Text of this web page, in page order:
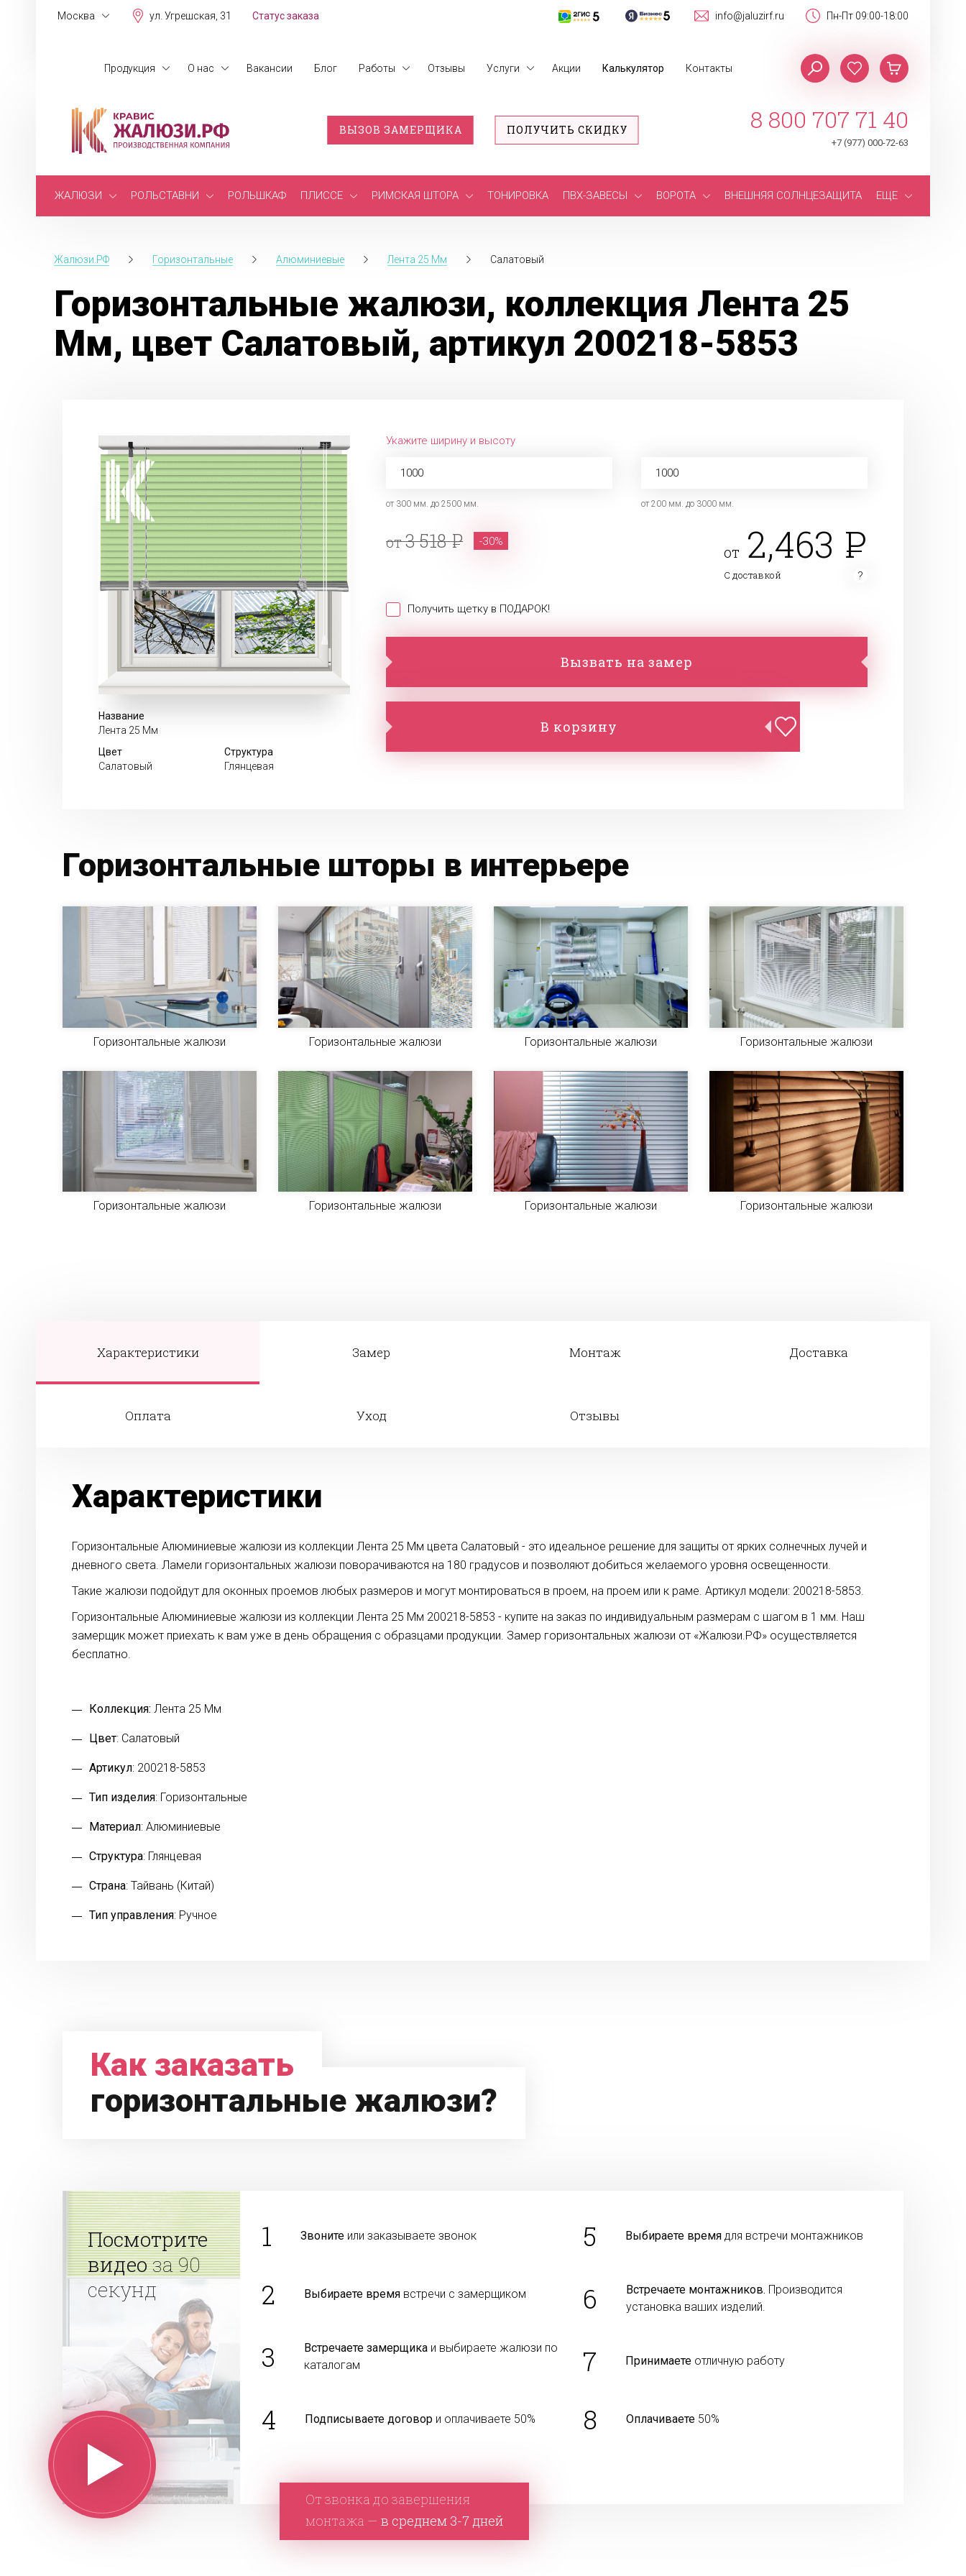
Москва ул. Угрешская, 31 Пн-Пт 09:00-18:00
info@jaluzirf.ru
Статус заказа
Продукция О нас Вакансии Блог Работы Отзывы Услуги Акции Калькулятор Контакты
ВЫЗОВ ЗАМЕРЩИКА ПОЛУЧИТЬ СКИДКУ 8 800 707 71 40
+7 (977) 000-72-63
ЖАЛЮЗИ РОЛЬСТАВНИ РОЛЬШКАФ ПЛИССЕ РИМСКАЯ ШТОРА ТОНИРОВКА ПВХ-ЗАВЕСЫ ВОРОТА ВНЕШНЯЯ СОЛНЦЕЗАЩИТА ЕЩЕ
Жалюзи.РФ Горизонтальные Алюминиевые Лента 25 Мм Салатовый
Горизонтальные жалюзи, коллекция Лента 25
Мм, цвет Салатовый, артикул 200218-5853
Название
Лента 25 Мм
Цвет
Салатовый
Структура
Глянцевая
Укажите ширину и высоту
от 300 мм. до 2500 мм. от 200 мм. до 3000 мм.
от3 518 -30%
от 2,463
С доставкой
Получить щетку в ПОДАРОК!
Вызвать на замер
В корзину
Горизонтальные шторы в интерьере
Горизонтальные жалюзи Горизонтальные жалюзи Горизонтальные жалюзи Горизонтальные жалюзи
Горизонтальные жалюзи Горизонтальные жалюзи Горизонтальные жалюзи Горизонтальные жалюзи
Характеристики Замер Монтаж Доставка
Оплата Уход Отзывы
Характеристики
Горизонтальные Алюминиевые жалюзи из коллекции Лента 25 Мм цвета Салатовый - это идеальное решение для защиты от ярких солнечных лучей и
дневного света. Ламели горизонтальных жалюзи поворачиваются на 180 градусов и позволяют добиться желаемого уровня освещенности.
Такие жалюзи подойдут для оконных проемов любых размеров и могут монтироваться в проем, на проем или к раме. Артикул модели: 200218-5853.
Горизонтальные Алюминиевые жалюзи из коллекции Лента 25 Мм 200218-5853 - купите на заказ по индивидуальным размерам с шагом в 1 мм. Наш
замерщик может приехать к вам уже в день обращения с образцами продукции. Замер горизонтальных жалюзи от «Жалюзи.РФ» осуществляется
бесплатно.
Коллекция: Лента 25 Мм
Цвет: Салатовый
Артикул: 200218-5853
Тип изделия: Горизонтальные
Материал: Алюминиевые
Структура: Глянцевая
Страна: Тайвань (Китай)
Тип управления: Ручное
Как заказать
горизонтальные жалюзи?
Посмотрите
видеоза 90
секунд
1 Звоните или заказываете звонок
2 Выбираете время встречи с замерщиком
3 Встречаете замерщика и выбираете жалюзи по
каталогам
4 Подписываете договор и оплачиваете 50%
5 Выбираете времядля встречи монтажников
6 Встречаете монтажников. Производится
установка ваших изделий.
7 Принимаетеотличную работу
8 Оплачиваете50%
От звонка до завершения
монтажа — в среднем 3-7 дней